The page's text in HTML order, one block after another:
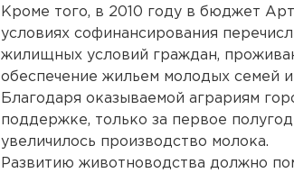
Кроме того, в 2010 году в бюджет
условиях софинансирования
жилищных условий граждан,
обеспечение жильем молодых семей
Благодаря оказываемой аграриям
поддержке, только за первое
увеличилось производство молока.
Развитию животноводства должно